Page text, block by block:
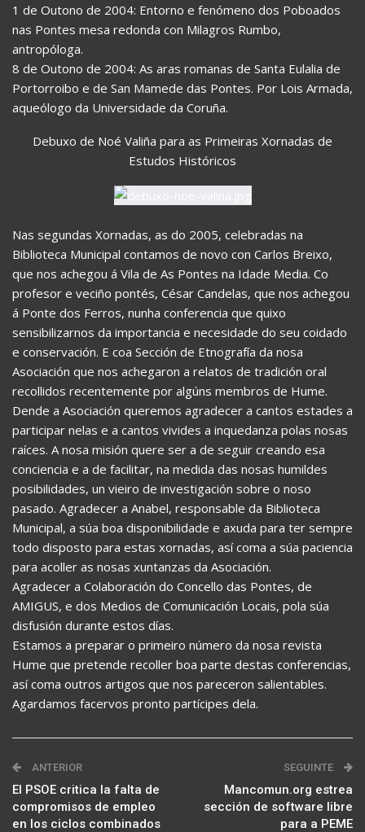
1 de Outono de 2004: Entorno e fenómeno dos Poboados
nas Pontes mesa redonda con Milagros Rumbo,
antropóloga.
8 de Outono de 2004: As aras romanas de Santa Eulalia de
Portorroibo e de San Mamede das Pontes. Por Lois Armada,
aqueólogo da Universidade da Coruña.
Debuxo de Noé Valiña para as Primeiras Xornadas de
Estudos Históricos
Nas segundas Xornadas, as do 2005, celebradas na
Biblioteca Municipal contamos de novo con Carlos Breixo,
que nos achegou á Vila de As Pontes na Idade Media. Co
profesor e veciño pontés, César Candelas, que nos achegou
á Ponte dos Ferros, nunha conferencia que quixo
sensibilizarnos da importancia e necesidade do seu coidado
e conservación. E coa Sección de Etnografía da nosa
Asociación que nos achegaron a relatos de tradición oral
recollidos recentemente por algúns membros de Hume.
Dende a Asociación queremos agradecer a cantos estades a
participar nelas e a cantos vivides a inquedanza polas nosas
raíces. A nosa misión quere ser a de seguir creando esa
conciencia e a de facilitar, na medida das nosas humildes
posibilidades, un vieiro de investigación sobre o noso
pasado. Agradecer a Anabel, responsable da Biblioteca
Municipal, a súa boa disponibilidade e axuda para ter sempre
todo disposto para estas xornadas, así coma a súa paciencia
para acoller as nosas xuntanzas da Asociación.
Agradecer a Colaboración do Concello das Pontes, de
AMIGUS, e dos Medios de Comunicación Locais, pola súa
disfusión durante estos días.
Estamos a preparar o primeiro número da nosa revista
Hume que pretende recoller boa parte destas conferencias,
así coma outros artigos que nos pareceron salientables.
Agardamos facervos pronto partícipes dela.
ANTERIOR
El PSOE critica la falta de
compromisos de empleo
en los ciclos combinados
SEGUINTE
Mancomun.org estrea
sección de software libre
para a PEME